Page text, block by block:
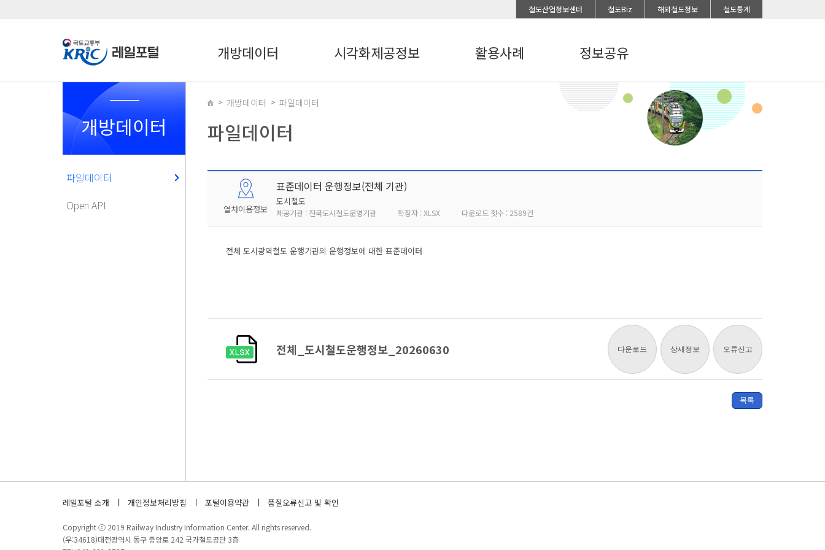
철도산업정보센터 철도Biz 해외철도정보 철도통계
개방데이터 시각화제공정보 활용사례 정보공유
개방데이터
파일데이터
Open API
개방데이터 파일데이터
파일데이터
열차이용정보
표준데이터 운행정보(전체 기관)
도시철도
제공기관 : 전국도시철도운영기관 확장자 : XLSX 다운로드 횟수 : 2589건
전체 도시광역철도 운행기관의 운행정보에 대한 표준데이터
전체_도시철도운행정보_20260630 다운로드 상세정보 오류신고
목록
레일포털 소개 개인정보처리방침 포털이용약관 품질오류신고 및 확인
Copyright ⓒ 2019 Railway Industry Information Center. All rights reserved.
(우:34618)대전광역시 동구 중앙로 242 국가철도공단 3층